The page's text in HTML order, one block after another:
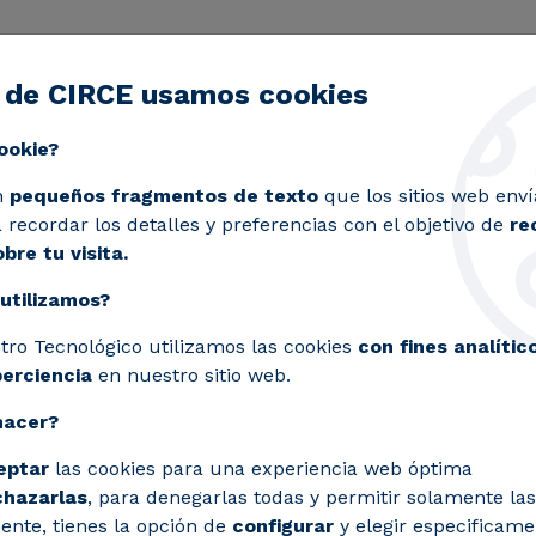
Servicios Laboratorios
alcanzando los 13,1 millones de euros y potenciando
un 21% en 2021
y potenciando su
el pasado año han supuesto un
CIRCE usamos cookies
pequeños fragmentos de textoque los sitios web
recordar los detalles y preferencias con el objetivo de
tu visita.
Tecnológico utilizamos las cookies con fines
en nuestro sitio web.
las cookies para una experiencia web óptima
, para denegarlas todas y permitir solamente
tienes la opción de configurary elegir